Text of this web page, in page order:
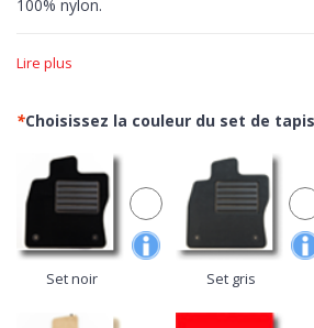
100% nylon.
découpés à la perfection en fonction
un contrôle maximum, zéro peur de
Douceur >
Avec le velours Tufté,
voiture à la moquette plus prisé du
confortable nylon de grande qualité
métier à tisser pour obtenir une
grande luminosité du tissu et une
nettoyage.
Esthétique >
Minutieuses finitions
Lire plus
*Choisissez la couleur du set de tapis
Set noir Set gris